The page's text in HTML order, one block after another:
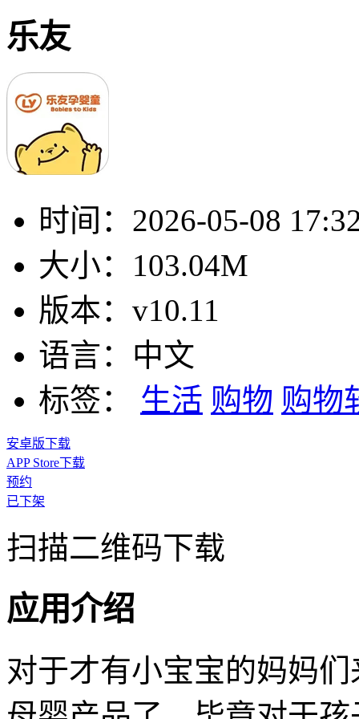
乐友
时间： 2026-05-08
大小： 103.04M
版本： v10.11
语言： 中文
标签：
生活 购物 购物
安卓版下载
APP Store下载
预约
已下架
扫描二维码下载
应用介绍
对于才有小宝宝的妈妈